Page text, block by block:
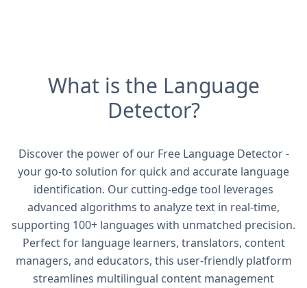
What is the Language
Detector?
Discover the power of our Free Language Detector -
your go-to solution for quick and accurate language
identification. Our cutting-edge tool leverages
advanced algorithms to analyze text in real-time,
supporting 100+ languages with unmatched precision.
Perfect for language learners, translators, content
managers, and educators, this user-friendly platform
streamlines multilingual content management